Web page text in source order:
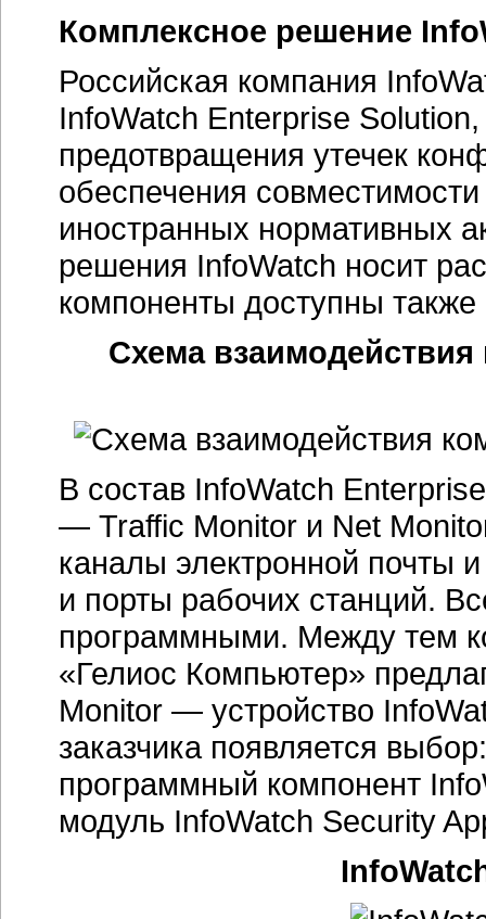
Комплексное решение
Российская компания
InfoWatch Enterprise
предотвращения утечек
обеспечения
иностранных нормативных
решения InfoWatch носит
компоненты доступны также
Схема
В состав InfoWatch
— Traffic Monitor и Net
каналы электронной почты
и порты рабочих станций.
программными. Между тем
«Гелиос Компьютер»
Monitor — устройство
заказчика появляется
программный компонент
модуль InfoWatch Security